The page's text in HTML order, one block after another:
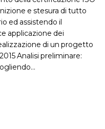
e stesura di tutto
ed assistendo il
applicazione dei
di un progetto
Analisi preliminare: